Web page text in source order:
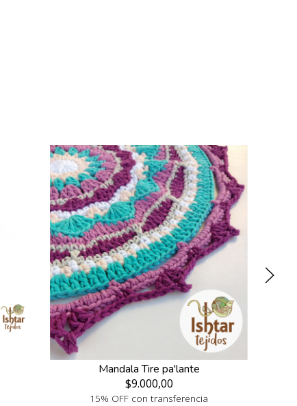
Mandala Tire pa'lante
$9.000,00
15% OFF con transferencia